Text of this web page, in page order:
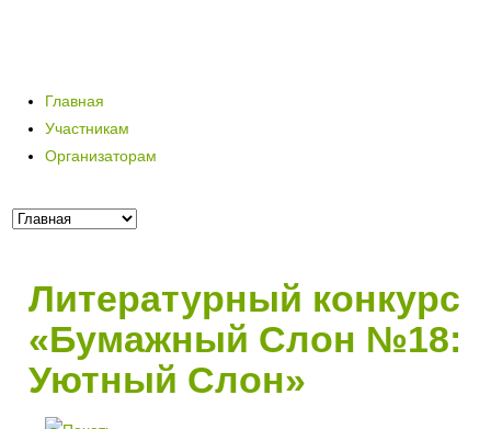
Главная
Участникам
Организаторам
Литературный конкурс
«Бумажный Слон №18:
Уютный Слон»